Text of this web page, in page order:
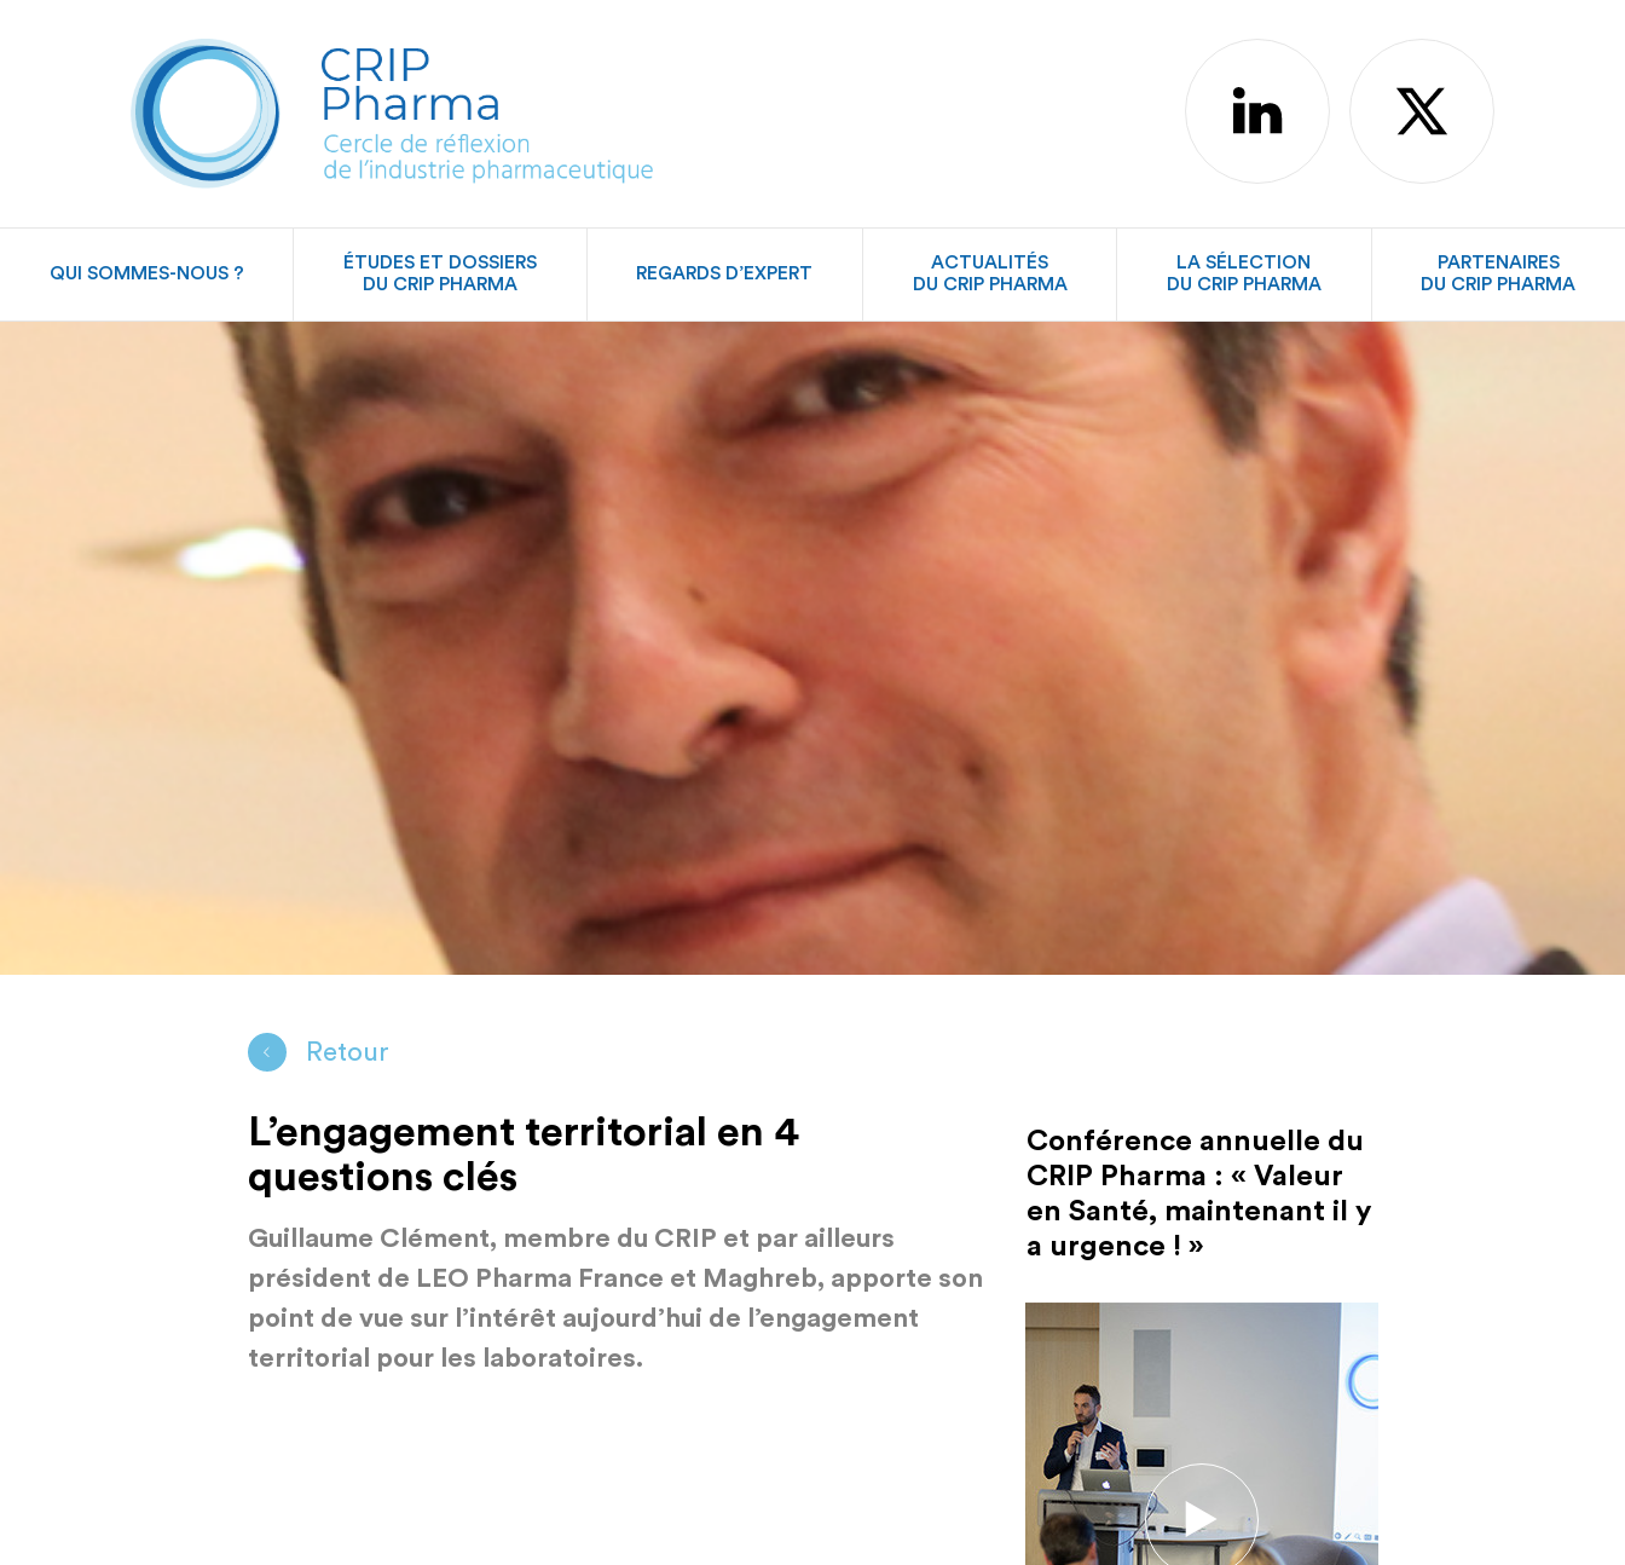
linkedin X
QUI SOMMES-NOUS ?
ÉTUDES ET DOSSIERS
DU CRIP PHARMA
REGARDS D’EXPERT
ACTUALITÉS
DU CRIP PHARMA
LA SÉLECTION
DU CRIP PHARMA
PARTENAIRES
DU CRIP PHARMA
Retour
L’engagement territorial en 4
questions clés
Guillaume Clément, membre du CRIP et par ailleurs
président de LEO Pharma France et Maghreb, apporte son
point de vue sur l’intérêt aujourd’hui de l’engagement
territorial pour les laboratoires.
Conférence annuelle du
CRIP Pharma : « Valeur
en Santé, maintenant il y
a urgence ! »